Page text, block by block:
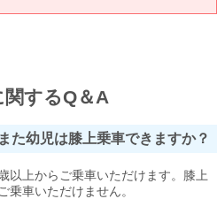
関するQ＆A
た幼児は膝上乗車できますか？
以上からご乗車いただけます。膝上
乗車いただけません。